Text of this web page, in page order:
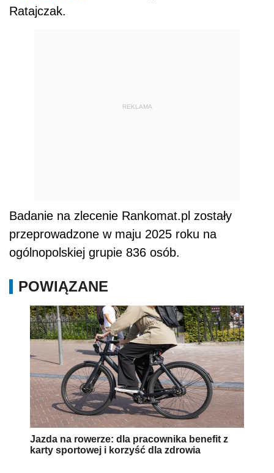
Ratajczak.
REKLAMA
Badanie na zlecenie Rankomat.pl zostały
przeprowadzone w maju 2025 roku na
ogólnopolskiej grupie 836 osób.
POWIĄZANE
Jazda na rowerze: dla pracownika benefit z
karty sportowej i korzyść dla zdrowia